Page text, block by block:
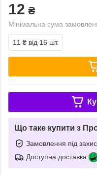
12 ₴
Мінімальна сума
11 ₴ від 16 шт.
Що таке купити з
Замовлення під
Доступна доставка